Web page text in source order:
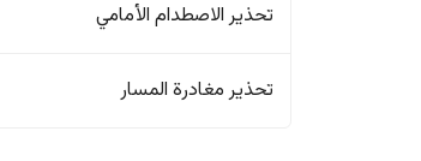
تحذير الاصطدام الأمامي
تحذير مغادرة المسار